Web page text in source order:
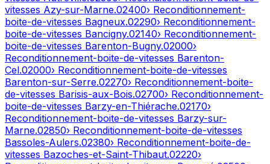
vitesses Azy-sur-Marne.02400› Reconditionnement-
boite-de-vitesses Bagneux.02290› Reconditionnement-
boite-de-vitesses Bancigny.02140› Reconditionnement-
boite-de-vitesses Barenton-Bugny.02000›
Reconditionnement-boite-de-vitesses Barenton-
Cel.02000› Reconditionnement-boite-de-vitesses
Barenton-sur-Serre.02270› Reconditionnement-boite-
de-vitesses Barisis-aux-Bois.02700› Reconditionnement-
boite-de-vitesses Barzy-en-Thiérache.02170›
Reconditionnement-boite-de-vitesses Barzy-sur-
Marne.02850› Reconditionnement-boite-de-vitesses
Bassoles-Aulers.02380› Reconditionnement-boite-de-
vitesses Bazoches-et-Saint-Thibaut.02220›